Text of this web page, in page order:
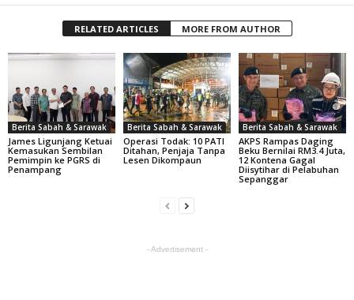
RELATED ARTICLES MORE FROM AUTHOR
Berita Sabah & Sarawak
James Ligunjang Ketuai
Kemasukan Sembilan
Pemimpin ke PGRS di
Penampang
Berita Sabah & Sarawak
Operasi Todak: 10 PATI
Ditahan, Penjaja Tanpa
Lesen Dikompaun
Berita Sabah & Sarawak
AKPS Rampas Daging
Beku Bernilai RM3.4 Juta,
12 Kontena Gagal
Diisytihar di Pelabuhan
Sepanggar
- Advertisement -